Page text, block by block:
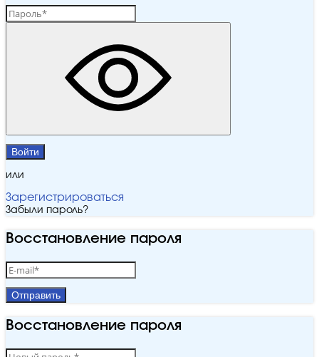
Войти
или
Зарегистрироваться
Забыли пароль?
Восстановление пароля
Отправить
Восстановление пароля